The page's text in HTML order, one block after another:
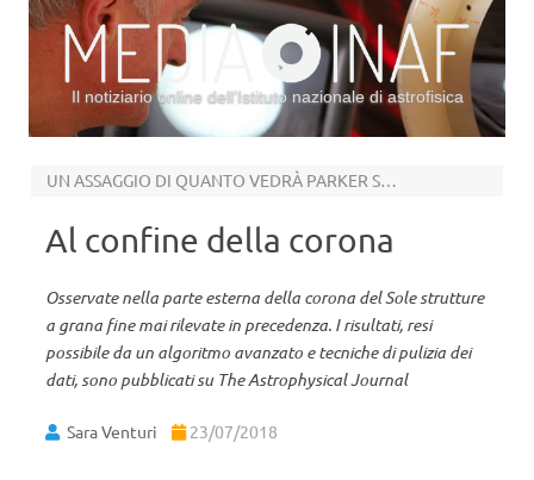
Il notiziario online dell’Istituto nazionale di astrofisica
UN ASSAGGIO DI QUANTO VEDRÀ PARKER SOLAR PROBE
Al confine della corona
Osservate nella parte esterna della corona del Sole strutture
a grana fine mai rilevate in precedenza. I risultati, resi
possibile da un algoritmo avanzato e tecniche di pulizia dei
dati, sono pubblicati su The Astrophysical Journal
Sara Venturi 23/07/2018